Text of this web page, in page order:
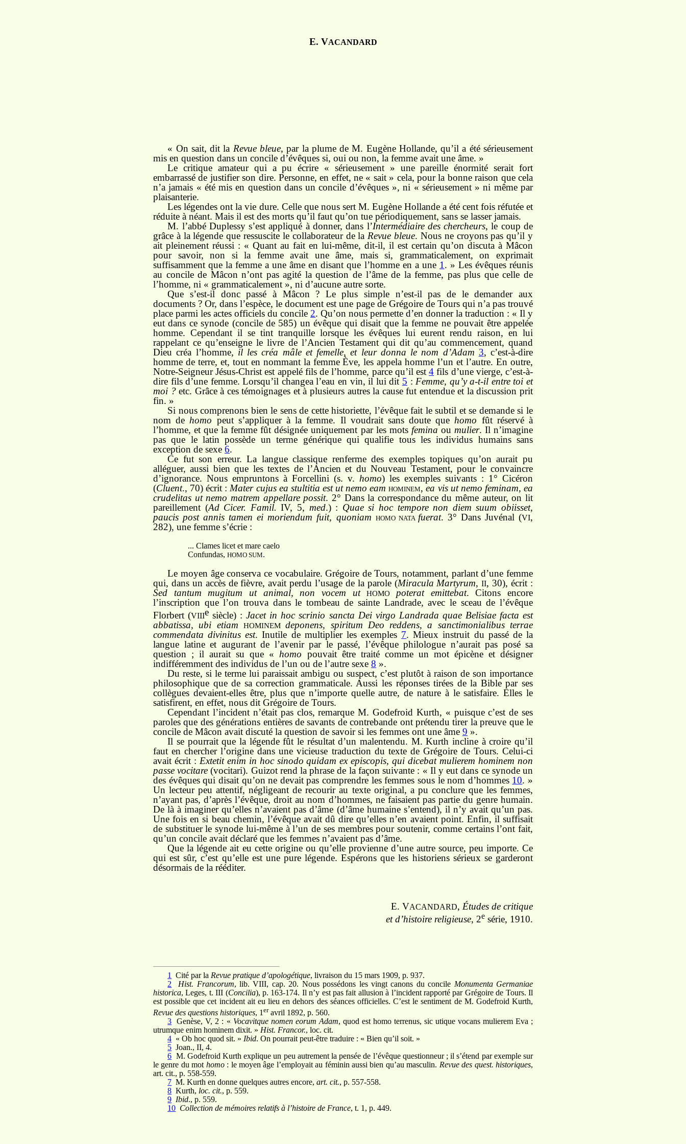
E. VACANDARD
« On sait, dit la Revue bleue, par la plume de M. Eugène Hollande, qu’il a été sérieusement
mis en question dans un concile d’évêques si, oui ou non, la femme avait une âme. »
Le critique amateur qui a pu écrire « sérieusement » une pareille énormité serait fort
embarrassé de justifier son dire. Personne, en effet, ne « sait » cela, pour la bonne raison que cela
n’a jamais « été mis en question dans un concile d’évêques », ni « sérieusement » ni même par
plaisanterie.
Les légendes ont la vie dure. Celle que nous sert M. Eugène Hollande a été cent fois réfutée et
réduite à néant. Mais il est des morts qu’il faut qu’on tue périodiquement, sans se lasser jamais.
M. l’abbé Duplessy s’est appliqué à donner, dans l’Intermédiaire des chercheurs, le coup de
grâce à la légende que ressuscite le collaborateur de la Revue bleue. Nous ne croyons pas qu’il y
ait pleinement réussi : « Quant au fait en lui-même, dit-il, il est certain qu’on discuta à Mâcon
pour savoir, non si la femme avait une âme, mais si, grammaticalement, on exprimait
suffisamment que la femme a une âme en disant que l’homme en a une 1 . » Les évêques réunis
au concile de Mâcon n’ont pas agité la question de l’âme de la femme, pas plus que celle de
l’homme, ni « grammaticalement », ni d’aucune autre sorte.
Que s’est-il donc passé à Mâcon ? Le plus simple n’est-il pas de le demander aux
documents ? Or, dans l’espèce, le document est une page de Grégoire de Tours qui n’a pas trouvé
place parmi les actes officiels du concile 2. Qu’on nous permette d’en donner la traduction : « Il y
eut dans ce synode (concile de 585) un évêque qui disait que la femme ne pouvait être appelée
homme. Cependant il se tint tranquille lorsque les évêques lui eurent rendu raison, en lui
rappelant ce qu’enseigne le livre de l’Ancien Testament qui dit qu’au commencement, quand
Dieu créa l’homme, il les créa mâle et femelle, et leur donna le nom d’Adam 3, c’est-à-dire
homme de terre, et, tout en nommant la femme Ève, les appela homme l’un et l’autre. En outre,
Notre-Seigneur Jésus-Christ est appelé fils de l’homme, parce qu’il est4 fils d’une vierge, c’est-à-
dire fils d’une femme. Lorsqu’il changea l’eau en vin, il lui dit 5 : Femme, qu’y a-t-il entre toi et
moi ?etc. Grâce à ces témoignages et à plusieurs autres la cause fut entendue et la discussion prit
fin. »
Si nous comprenons bien le sens de cette historiette, l’évêque fait le subtil et se demande si le
nom de homo peut s’appliquer à la femme. Il voudrait sans doute que homo fût réservé à
l’homme, et que la femme fût désignée uniquement par les mots femina ou mulier. Il n’imagine
pas que le latin possède un terme générique qui qualifie tous les individus humains sans
exception de sexe 6.
Ce fut son erreur. La langue classique renferme des exemples topiques qu’on aurait pu
alléguer, aussi bien que les textes de l’Ancien et du Nouveau Testament, pour le convaincre
d’ignorance. Nous empruntons à Forcellini (s. v. homo) les exemples suivants : 1° Cicéron
(Cluent., 70) écrit : Mater cujus ea stultitia est ut nemo eam HOMINEM,ea vis ut nemo feminam, ea
crudelitas ut nemo matrem appellare possit. 2° Dans la correspondance du même auteur, on lit
pareillement (Ad Cicer. Famil. IV, 5, med.) : Quae si hoc tempore non diem suum obiisset,
paucis post annis tamen ei moriendum fuit, quoniam HOMO NATA fuerat. 3° Dans Juvénal (VI,
282), une femme s’écrie :
... Clames licet et mare caelo
Confundas,HOMO SUM.
Le moyen âge conserva ce vocabulaire. Grégoire de Tours, notamment, parlant d’une femme
qui, dans un accès de fièvre, avait perdu l’usage de la parole (Miracula Martyrum,II, 30), écrit :
Sed tantum mugitum ut animal, non vocem ut
HOMO poterat emittebat. Citons encore
l’inscription que l’on trouva dans le tombeau de sainte Landrade, avec le sceau de l’évêque
Florbert (VIIIe siècle) :Jacet in hoc scrinio sancta Dei virgo Landrada quae Belisiae facta est
abbatissa, ubi etiam
HOMINEMdeponens, spiritum Deo reddens, a sanctimonialibus terrae
commendata divinitus est. Inutile de multiplier les exemples 7. Mieux instruit du passé de la
langue latine et augurant de l’avenir par le passé, l’évêque philologue n’aurait pas posé sa
question ; il aurait su que « homo pouvait être traité comme un mot épicène et désigner
indifféremment des individus de l’un ou de l’autre sexe 8 ».
Du reste, si le terme lui paraissait ambigu ou suspect, c’est plutôt à raison de son importance
philosophique que de sa correction grammaticale. Aussi les réponses tirées de la Bible par ses
collègues devaient-elles être, plus que n’importe quelle autre, de nature à le satisfaire. Elles le
satisfirent, en effet, nous dit Grégoire de Tours.
Cependant l’incident n’était pas clos, remarque M. Godefroid Kurth, « puisque c’est de ses
paroles que des générations entières de savants de contrebande ont prétendu tirer la preuve que le
concile de Mâcon avait discuté la question de savoir si les femmes ont une âme 9 ».
Il se pourrait que la légende fût le résultat d’un malentendu. M. Kurth incline à croire qu’il
faut en chercher l’origine dans une vicieuse traduction du texte de Grégoire de Tours. Celui-ci
avait écrit : Extetit enim in hoc sinodo quidam ex episcopis, qui dicebat mulierem hominem non
passe vocitare (vocitari). Guizot rend la phrase de la façon suivante : « Il y eut dans ce synode un
des évêques qui disait qu’on ne devait pas comprendre les femmes sous le nom d’hommes 10. »
Un lecteur peu attentif, négligeant de recourir au texte original, a pu conclure que les femmes,
n’ayant pas, d’après l’évêque, droit au nom d’hommes, ne faisaient pas partie du genre humain.
De là à imaginer qu’elles n’avaient pas d’âme (d’âme humaine s’entend), il n’y avait qu’un pas.
Une fois en si beau chemin, l’évêque avait dû dire qu’elles n’en avaient point. Enfin, il suffisait
de substituer le synode lui-même à l’un de ses membres pour soutenir, comme certains l’ont fait,
qu’un concile avait déclaré que les femmes n’avaient pas d’âme.
Que la légende ait eu cette origine ou qu’elle provienne d’une autre source, peu importe. Ce
qui est sûr, c’est qu’elle est une pure légende. Espérons que les historiens sérieux se garderont
désormais de la rééditer.
E. VACANDARD, Études de critique
et d’histoire religieuse, 2e série, 1910.
1 Cité par la Revue pratique d’apologétique, livraison du 15 mars 1909, p. 937.
2
Hist. Francorum, lib. VIII, cap. 20. Nous possédons les vingt canons du concile Monumenta Germaniae
historica, Leges, t. III (Concilia), p. 163-174. Il n’y est pas fait allusion à l’incident rapporté par Grégoire de Tours. Il
est possible que cet incident ait eu lieu en dehors des séances officielles. C’est le sentiment de M. Godefroid Kurth,
Revue des questions historiques, 1eravril 1892, p. 560.
3 Genèse, V, 2 : « Vocavitque nomen eorum Adam, quod est homo terrenus, sic utique vocans mulierem Eva ;
utrumque enim hominem dixit. » Hist. Francor., loc. cit.
4 « Ob hoc quod sit. »Ibid.On pourrait peut-être traduire : « Bien qu’il soit. »
5 Joan.,II, 4.
6 M. Godefroid Kurth explique un peu autrement la pensée de l’évêque questionneur ; il s’étend par exemple sur
le genre du mot homo: le moyen âge l’employait au féminin aussi bien qu’au masculin. Revue des quest. historiques,
art. cit., p. 558-559.
7 M. Kurth en donne quelques autres encore,art. cit., p. 557-558.
8 Kurth, loc. cit., p. 559.
9 Ibid., p. 559.
10 Collection de mémoires relatifs à l’histoire de France, t. 1, p. 449.